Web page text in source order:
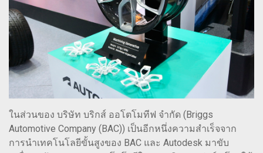
ในส่วนของ บริษัท บริกส์ ออโตโมทีฟ จำกัด (Briggs
Automotive Company (BAC)) เป็นอีกหนึ่งความสำเร็จจาก
การนำเทคโนโลยีขั้นสูงของ BAC และ Autodesk มาขับ